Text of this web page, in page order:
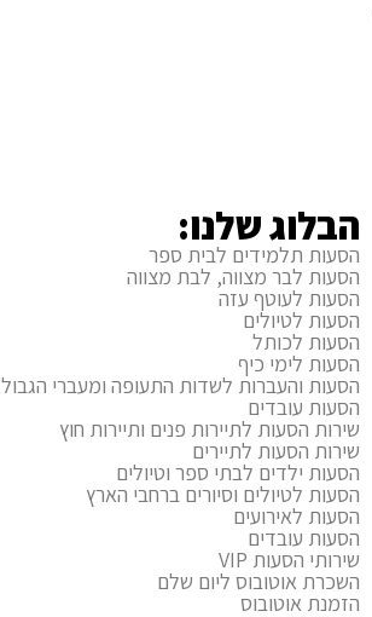
הבלוג שלנו:
הסעות תלמידים לבית ספר
הסעות לבר מצווה, לבת מצווה
הסעות לעוטף עזה
הסעות לטיולים
הסעות לכותל
הסעות לימי כיף
הסעות והעברות לשדות התעופה ומעברי הגבול
הסעות עובדים
שירות הסעות לתיירות פנים ותיירות חוץ
שירות הסעות לתיירים
הסעות ילדים לבתי ספר וטיולים
הסעות לטיולים וסיורים ברחבי הארץ
הסעות לאירועים
הסעות עובדים
שירותי הסעות VIP
השכרת אוטובוס ליום שלם
הזמנת אוטובוס